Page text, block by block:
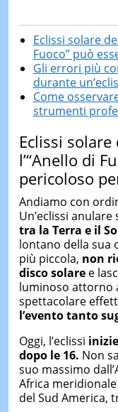
Eclissi solare
Fuoco” può
Gli errori più
durante
Come
strumenti
Eclissi
l’“Anello di
pericoloso
Andiamo con
Un’eclissi anulare
tra la Terra e il
lontano della sua
più piccola, non
disco solaree
luminoso attorno
spettacolare
l’evento tanto
Oggi, l’eclissi
dopo le 16. Non
suo massimo
Africa
del Sud America,